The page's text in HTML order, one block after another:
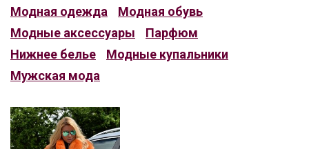
OFFICECORE 2023/2024:
ОФИСНЫЙ СТИЛЬ
ПЕРСОНАЛЬНЫЙ СТИЛИСТ -
ЗАЧЕМ ОН НУЖЕН?
Модная одежда
Модная обувь
Модные аксессуары
Парфюм
Нижнее белье
Модные купальники
Мужская мода